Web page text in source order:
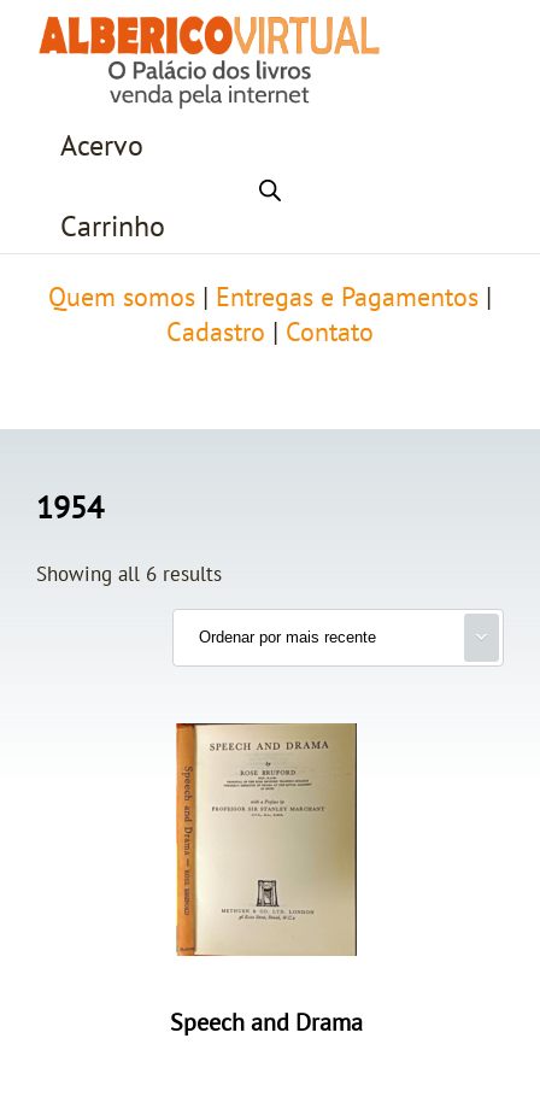
Acervo
Carrinho
Quem somos Entregas e Pagamentos
Cadastro
Contato
1954
Showing all 6 results
Speech and Drama